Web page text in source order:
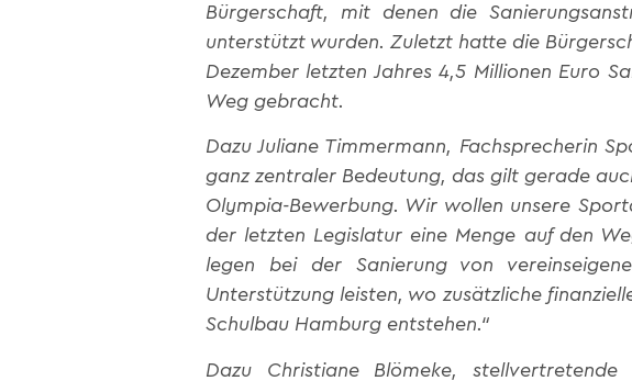
Bürgerschaft, mit denen die
unterstützt wurden. Zuletzt hatte die
Dezember letzten Jahres 4,5 Millionen Euro
Weg gebracht.
Dazu Juliane Timmermann, Fachsprecherin
ganz zentraler Bedeutung, das gilt gerade
Olympia-Bewerbung. Wir wollen unsere
der letzten Legislatur eine Menge auf den
legen bei der Sanierung von
Unterstützung leisten, wo zusätzliche
Schulbau Hamburg entstehen.“
Dazu Christiane Blömeke,